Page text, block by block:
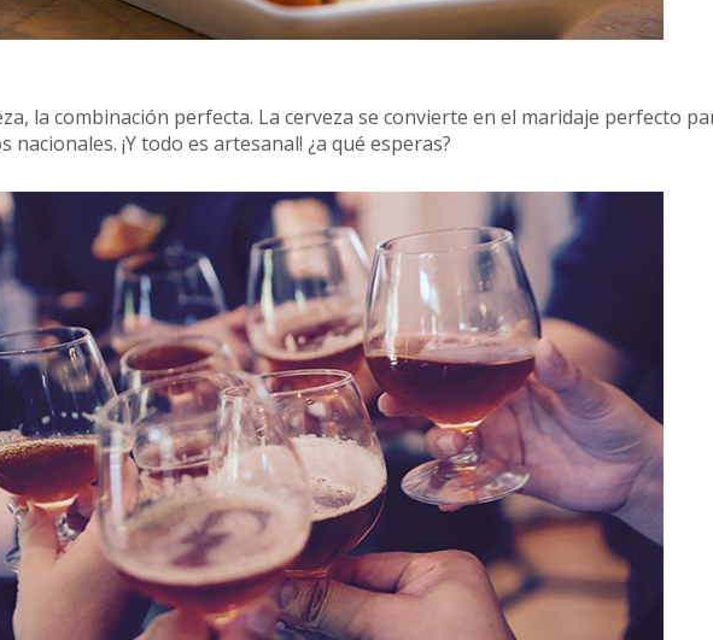
la combinación perfecta. La cerveza se convierte en el maridaje perfecto
nacionales. ¡Y todo es artesanal! ¿a qué esperas?